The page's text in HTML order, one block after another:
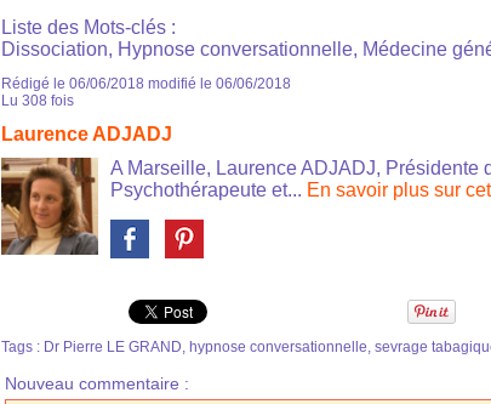
Liste des Mots-clés :
Dissociation, Hypnose conversationnelle, Médecine
Rédigé le 06/06/2018 modifié le 06/06/2018
Lu 308 fois
Laurence ADJADJ
A Marseille, Laurence ADJADJ, Présidente
Psychothérapeute et... En savoir plus sur
Tags : Dr Pierre LE GRAND, hypnose conversationnelle, sevrage
Nouveau commentaire :